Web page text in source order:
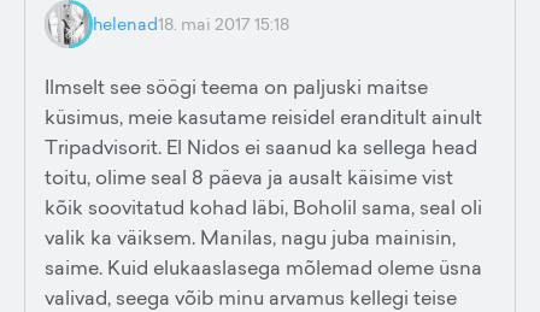
helenad18. mai 2017 15:18
Ilmselt see söögi teema on paljuski maitse
küsimus, meie kasutame reisidel eranditult ainult
Tripadvisorit. El Nidos ei saanud ka sellega head
toitu, olime seal 8 päeva ja ausalt käisime vist
kõik soovitatud kohad läbi, Boholil sama, seal oli
valik ka väiksem. Manilas, nagu juba mainisin,
saime. Kuid elukaaslasega mõlemad oleme üsna
valivad, seega võib minu arvamus kellegi teise